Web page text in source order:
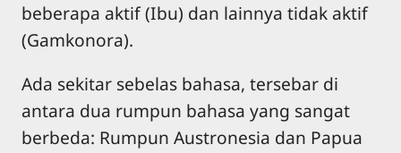
beberapa aktif (Ibu) dan lainnya tidak aktif
(Gamkonora).
Ada sekitar sebelas bahasa, tersebar di
antara dua rumpun bahasa yang sangat
berbeda: Rumpun Austronesia dan Papua